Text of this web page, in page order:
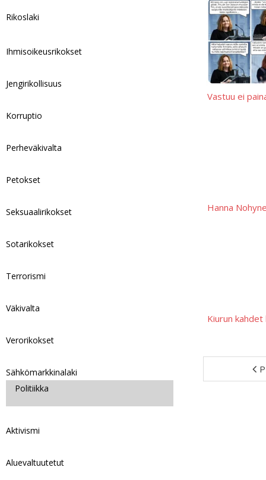
Vastuu ei
Hanna
Kiurun
Rikoslaki
Ihmisoikeusrikokset
Jengirikollisuus
Korruptio
Perheväkivalta
Petokset
Seksuaalirikokset
Sotarikokset
Terrorismi
Väkivalta
Verorikokset
Sähkömarkkinalaki
Politiikka
Aktivismi
Aluevaltuutetut